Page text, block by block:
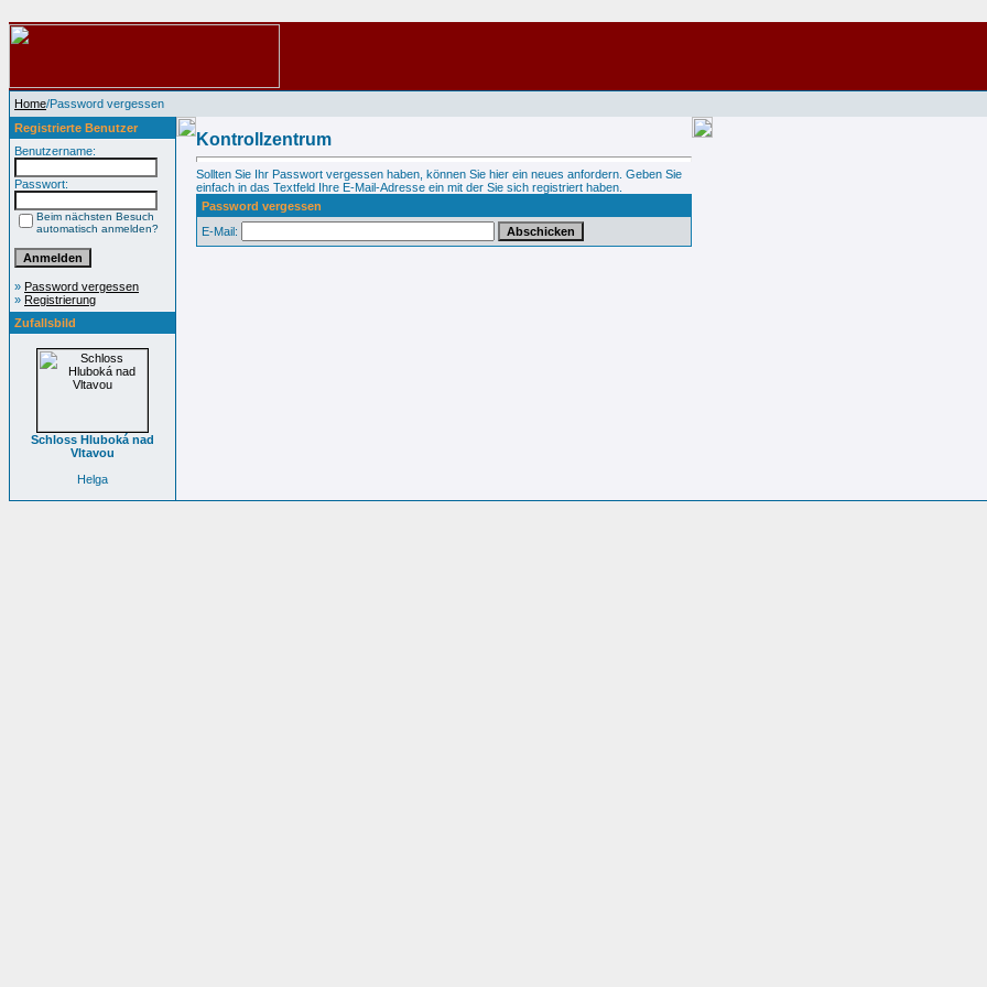
Home/Password vergessen
Registrierte Benutzer
Benutzername:
Passwort:
Beim nächsten Besuch
automatisch anmelden?
» Password vergessen
» Registrierung
Zufallsbild
Schloss Hluboká nad
Vltavou
Helga
Kontrollzentrum
Sollten Sie Ihr Passwort vergessen haben, können Sie hier ein neues anfordern. Geben Sie
einfach in das Textfeld Ihre E-Mail-Adresse ein mit der Sie sich registriert haben.
Password vergessen
E-Mail: